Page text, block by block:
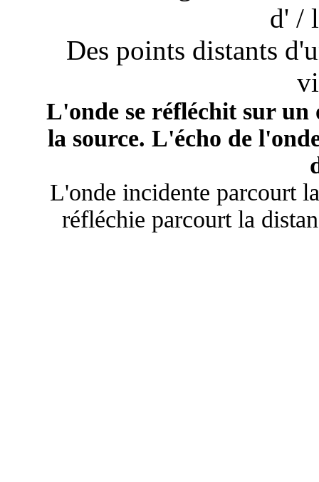
d' /l
Des points distants
L'onde se réfléchit sur un
la source. L'écho de
L'onde incidente parcourt
réfléchie parcourt la